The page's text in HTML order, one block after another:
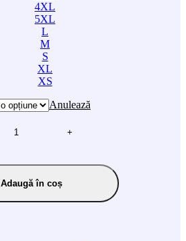
4XL
5XL
L
M
S
XL
XS
Anulează
+
Adaugă în coș